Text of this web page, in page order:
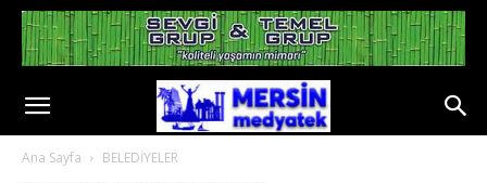
Ana Sayfa BELEDİYELER